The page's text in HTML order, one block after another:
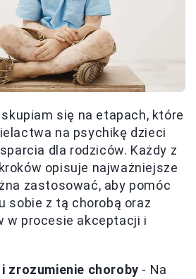
się na etapach, które
na psychikę dzieci
dla rodziców. Każdy z
opisuje najważniejsze
zastosować, aby pomóc
sobie z tą chorobą oraz
w procesie akceptacji i
zrozumienie choroby - Na